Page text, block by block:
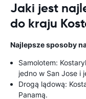
Jaki jest
do kraju
Najlepsze sposoby
Samolotem:
jedno w San Jose i
Drogą lądową:
Panamą.